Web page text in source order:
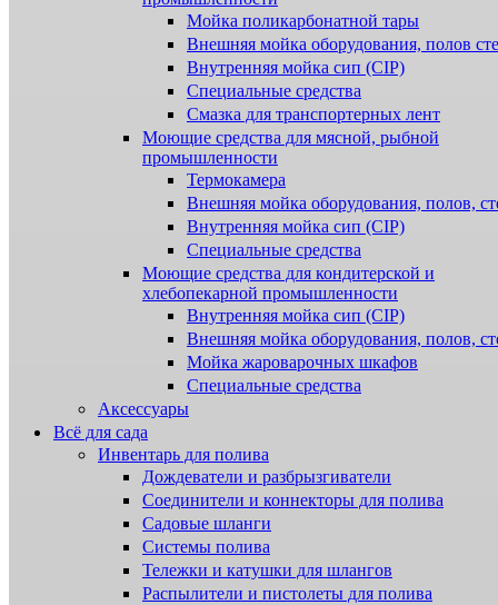
Мойка поликарбонатной тары
Внешняя мойка оборудования, полов
Внутренняя мойка сип (CIP)
Специальные средства
Смазка для транспортерных лент
Моющие средства для мясной, рыбной
промышленности
Термокамера
Внешняя мойка оборудования, полов,
Внутренняя мойка сип (CIP)
Специальные средства
Моющие средства для кондитерской и
хлебопекарной промышленности
Внутренняя мойка сип (CIP)
Внешняя мойка оборудования, полов,
Мойка жароварочных шкафов
Специальные средства
Аксессуары
Всё для сада
Инвентарь для полива
Дождеватели и разбрызгиватели
Соединители и коннекторы для полива
Садовые шланги
Системы полива
Тележки и катушки для шлангов
Распылители и пистолеты для полива